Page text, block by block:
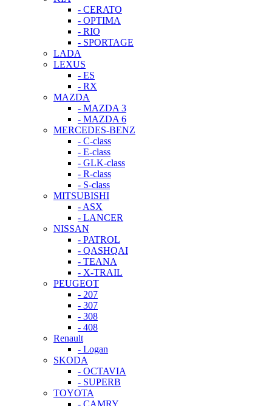
- CERATO
- OPTIMA
- RIO
- SPORTAGE
LADA
LEXUS
- ES
- RX
MAZDA
- MAZDA 3
- MAZDA 6
MERCEDES-BENZ
- C-class
- E-class
- GLK-class
- R-class
- S-class
MITSUBISHI
- ASX
- LANCER
NISSAN
- PATROL
- QASHQAI
- TEANA
- X-TRAIL
PEUGEOT
- 207
- 307
- 308
- 408
Renault
- Logan
SKODA
- OCTAVIA
- SUPERB
TOYOTA
- CAMRY